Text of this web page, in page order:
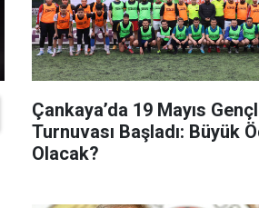
Çankaya’da 19 Mayıs
Turnuvası Başladı: Büyük
Olacak?